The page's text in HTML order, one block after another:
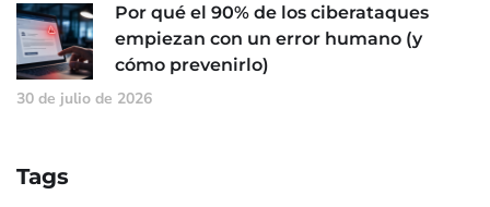
Por qué el 90% de los ciberataques
empiezan con un error humano (y
cómo prevenirlo)
30 de julio de 2026
Tags